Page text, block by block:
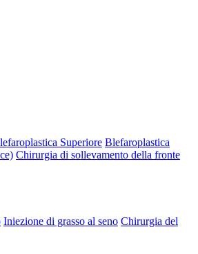
Superiore Blefaroplastica
Chirurgia di sollevamento della fronte
Iniezione di grasso al seno Chirurgia del